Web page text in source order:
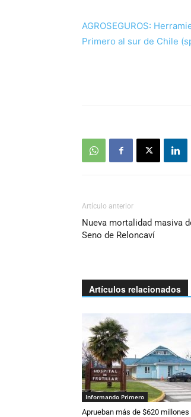
AGROSEGUROS:
Primero al sur de Chile
Artículo anterior
Nueva mortalidad masiva
Seno de Reloncaví
Artículos relacionados
Informando Primero
Aprueban más de $620 millones